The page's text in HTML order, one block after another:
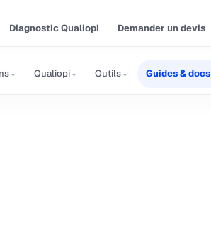
Diagnostic Qualiopi Demander un devis
⌄ Qualiopi⌄ Outils⌄ Guides & docs